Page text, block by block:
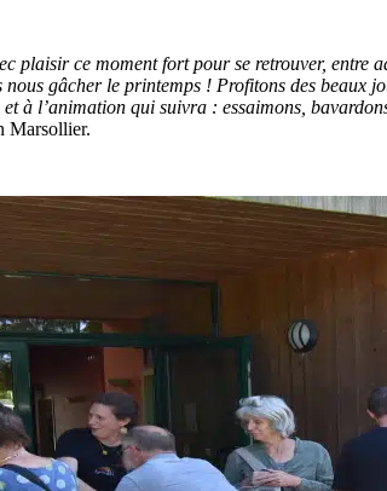
plaisir ce moment fort pour se retrouver,
gâcher le printemps ! Profitons des beaux
à l’animation qui suivra : essaimons,
Marsollier.